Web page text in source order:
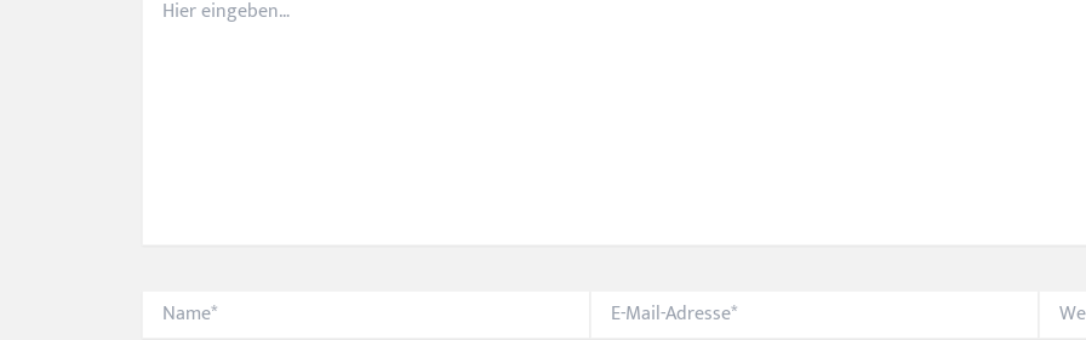
eingeben…
Name*
Mail-